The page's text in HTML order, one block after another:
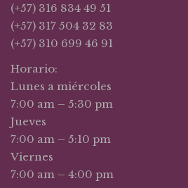
(+57) 316 834 49 51
(+57) 317 504 32 83
(+57) 310 699 46 91
Horario:
Lunes a miércoles
7:00 am – 5:30 pm
Jueves
7:00 am – 5:10 pm
Viernes
7:00 am – 4:00 pm